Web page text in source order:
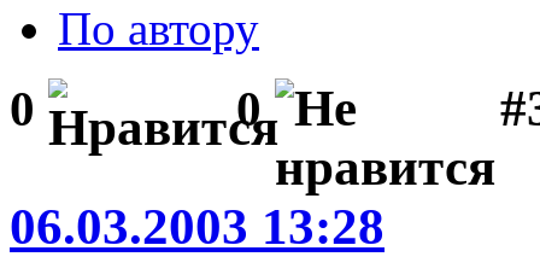
По автору
0 0
06.03.2003 13:28